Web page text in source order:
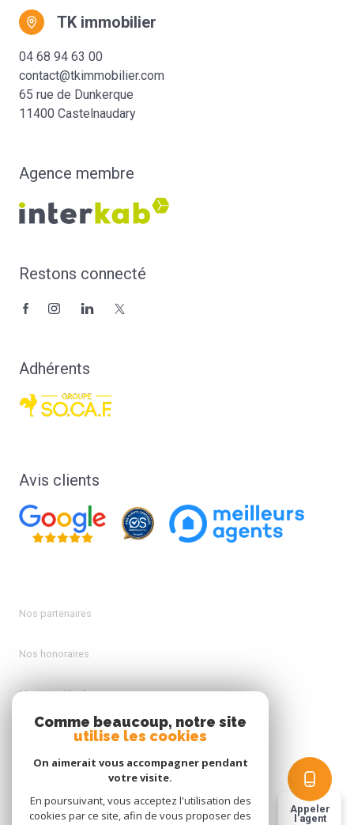
Appeler
l'agent
TK immobilier
04 68 94 63 00
contact@tkimmobilier.com
65 rue de Dunkerque
11400 Castelnaudary
Agence membre
Restons connecté
Adhérents
Avis clients
Nos partenaires
Nos honoraires
Mentions légales
Cookies
Comme beaucoup, notre site
utilise les cookies
On aimerait vous accompagner pendant
votre visite.
En poursuivant, vous acceptez l'utilisation des
cookies par ce site, afin de vous proposer des